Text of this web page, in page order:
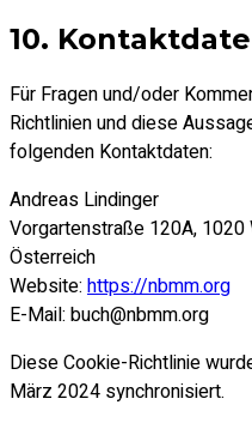
10.
Für Fragen und/oder
Richtlinien und diese
folgenden Kontaktdaten:
Andreas Lindinger
Vorgartenstraße 120A, 1020
Österreich
Website: https://nbmm.org
E-Mail: buch@nbmm.org
Diese Cookie-Richtlinie
März 2024 synchronisiert.